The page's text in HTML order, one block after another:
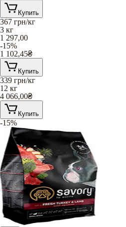
Купить
367 грн/кг
3 кг
1 297,00
-15%
1 102,45₴
Купить
339 грн/кг
12 кг
4 066,00₴
Купить
-15%